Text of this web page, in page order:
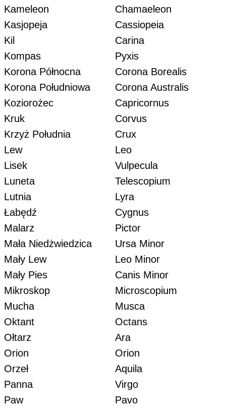
Kameleon
Chamaeleon
Kasjopeja
Cassiopeia
Kil
Carina
Kompas
Pyxis
Korona Północna
Corona Borealis
Korona Południowa
Corona Australis
Koziorożec
Capricornus
Kruk
Corvus
Krzyż Południa
Crux
Lew
Leo
Lisek
Vulpecula
Luneta
Telescopium
Lutnia
Lyra
Łabędź
Cygnus
Malarz
Pictor
Mała Niedżwiedzica
Ursa Minor
Mały Lew
Leo Minor
Mały Pies
Canis Minor
Mikroskop
Microscopium
Mucha
Musca
Oktant
Octans
Ołtarz
Ara
Orion
Orion
Orzeł
Aquila
Panna
Virgo
Paw
Pavo